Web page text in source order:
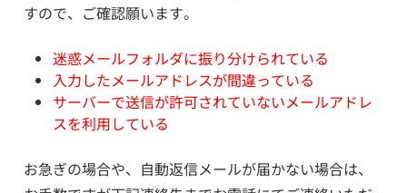
すので、ご確認願います。
迷惑メールフォルダに振り分けられている
入力したメールアドレスが間違っている
サーバーで送信が許可されていないメールアドレ
スを利用している
お急ぎの場合や、自動返信メールが届かない場合は、